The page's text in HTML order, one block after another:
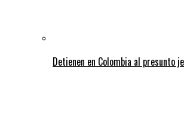
Detienen en Colombia al presunto